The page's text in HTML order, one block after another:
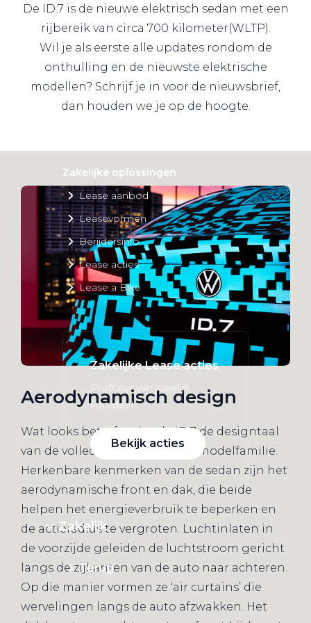
Private Lease
Zakelijke oplossingen
Lease aanbod
Leasevormen
Berijdersinfo
Lease acties
Lease a Bike
Zakelijke Lease acties
Profiteer van zakelijk
voordeel
Bekijk acties
Zakelijk
Terug
De ID.7 is de nieuwe elektrisch sedan met een
rijbereik van circa 700 kilometer(WLTP).
Wil je als eerste alle updates rondom de
onthulling en de nieuwste elektrische
modellen? Schrijf je in voor de nieuwsbrief,
dan houden we je op de hoogte.
Aerodynamisch design
Wat looks betreft volgt de ID.7 de designtaal
van de volledig elektrische ID.-modelfamilie.
Herkenbare kenmerken van de sedan zijn het
aerodynamische front en dak, die beide
helpen het energieverbruik te beperken en
de actieradius te vergroten. Luchtinlaten in
de voorzijde geleiden de luchtstroom gericht
langs de zijkanten van de auto naar achteren.
Op die manier vormen ze ‘air curtains’ die
wervelingen langs de auto afzwakken. Het